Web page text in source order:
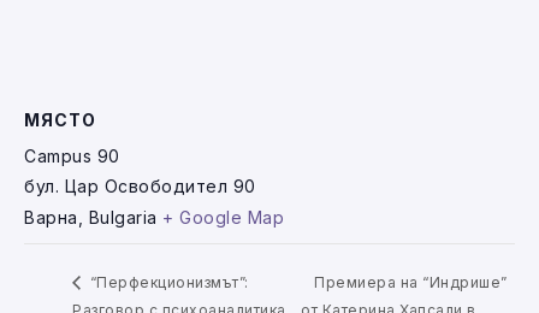
МЯСТО
Campus 90
бул. Цар Освободител 90
Варна
Bulgaria + Google Map
“Перфекционизмът”:
Премиера на “Индрише”